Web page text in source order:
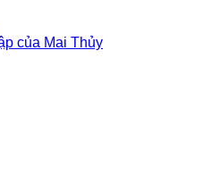
của Mai Thủy